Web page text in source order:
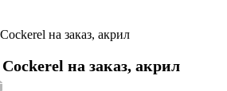
на заказ, акрил
на заказ, акрил